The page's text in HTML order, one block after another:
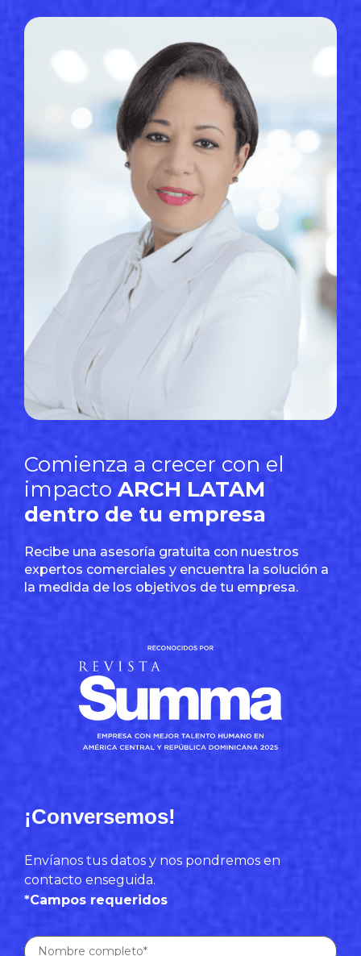
Comienza a crecer con el
impacto ARCH LATAM
dentro de tu empresa
Recibe una asesoría gratuita con nuestros
expertos comerciales y encuentra la solución a
la medida de los objetivos de tu empresa.
¡Conversemos!
Envíanos tus datos y nos pondremos en
contacto enseguida.
*Campos requeridos